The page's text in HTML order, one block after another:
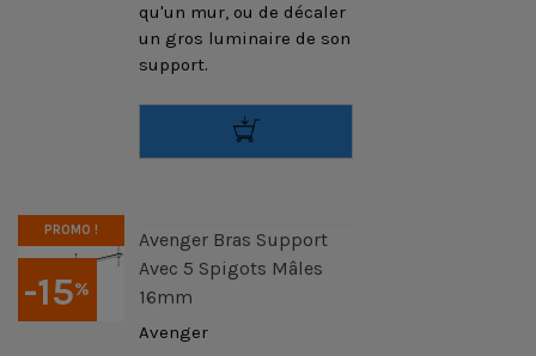
qu'un mur, ou de décaler
un gros luminaire de son
support.
-15%
PROMO !
Avenger Bras Support
Avec 5 Spigots Mâles
16mm
Avenger